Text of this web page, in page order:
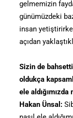
gelmemizin
günümüzdeki
insan
açıdan
Sizin de
oldukça
ele aldığımızda
Hakan Ünsal: